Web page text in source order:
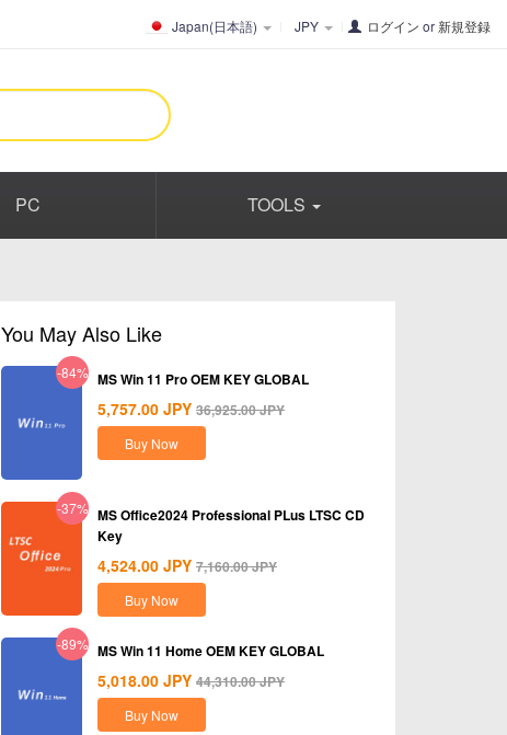
Japan(日本語) JPY ログイン or 新規登録
PC TOOLS
You May Also Like
-84% MS Win 11 Pro OEM KEY GLOBAL
5,757.00 JPY 36,925.00JPY
Buy Now
-37% MS Office2024 Professional PLus LTSC CD
Key
4,524.00 JPY 7,160.00JPY
Buy Now
-89% MS Win 11 Home OEM KEY GLOBAL
5,018.00 JPY 44,310.00JPY
Buy Now